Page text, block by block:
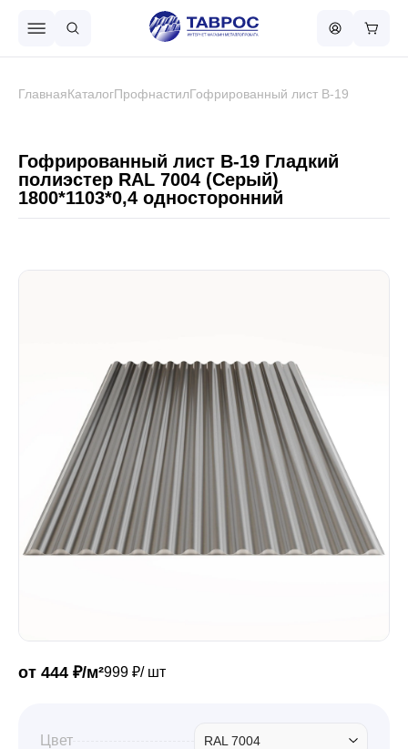
Металлочерепица
Сваи винтовые
Забор
Кровля
Профили для гипсокартона
ГлавнаяКаталогПрофнастилГофрированный лист В-19
Гофрированный лист В-19 Гладкий
полиэстер RAL 7004 (Серый)
1800*1103*0,4 односторонний
от 444 ₽/м²999 ₽/ шт
Цвет RAL 7004